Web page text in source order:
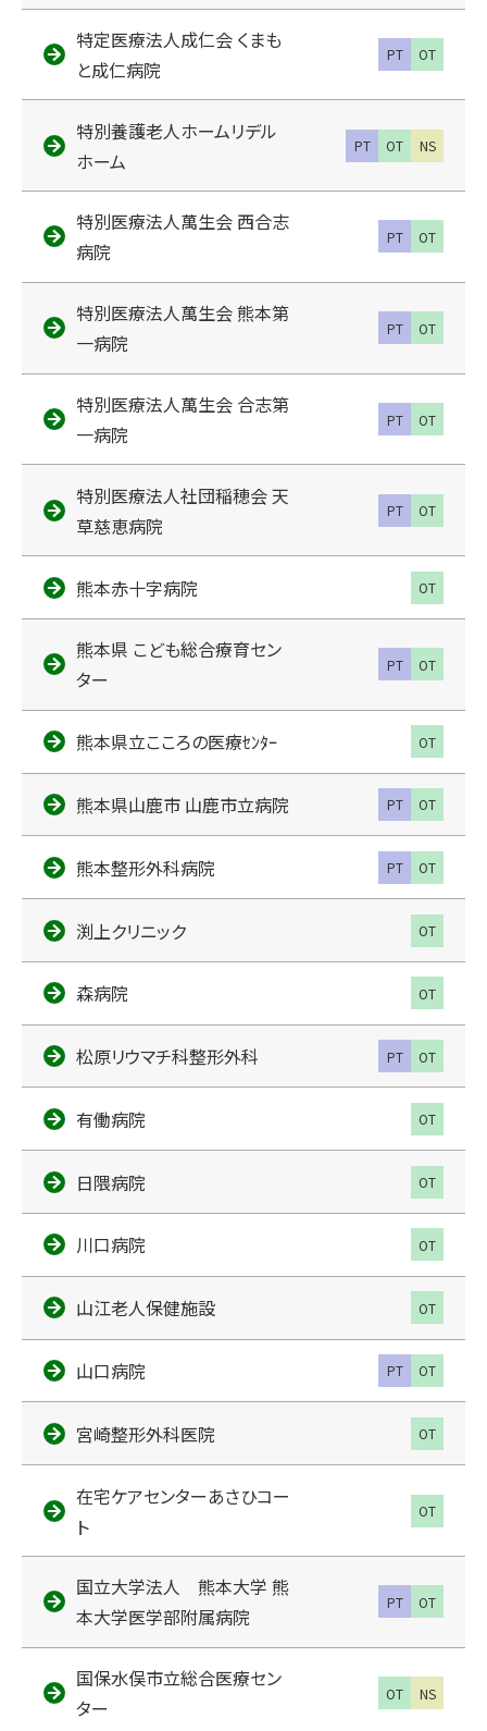
特定医療法人成仁会 くまも
と成仁病院
PT OT
特別養護老人ホームリデル
ホーム
PT OT NS
特別医療法人萬生会 西合志
病院
PT OT
特別医療法人萬生会 熊本第
一病院
PT OT
特別医療法人萬生会 合志第
一病院
PT OT
特別医療法人社団稲穂会 天
草慈恵病院
PT OT
熊本赤十字病院 OT
熊本県 こども総合療育セン
ター
PT OT
熊本県立こころの医療ｾﾝﾀｰ OT
熊本県山鹿市 山鹿市立病院 PT OT
熊本整形外科病院 PT OT
渕上クリニック OT
森病院 OT
松原リウマチ科整形外科 PT OT
有働病院 OT
日隈病院 OT
川口病院 OT
山江老人保健施設 OT
山口病院 PT OT
宮崎整形外科医院 OT
在宅ケアセンターあさひコー
ト
OT
国立大学法人 熊本大学 熊
本大学医学部附属病院
PT OT
国保水俣市立総合医療セン
ター
OT NS